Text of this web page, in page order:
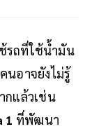
รถที่ใช้น้ำมัน
นอาจยังไม่รู้
แล้วเช่น
1 ที่พัฒนา